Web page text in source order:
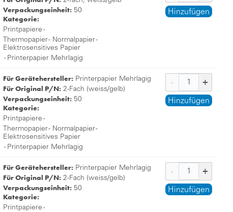
Verpackungseinheit: 50
Kategorie:
Printpapiere ,
Thermopapier - Normalpapier -
Elektrosensitives Papier
, Printerpapier Mehrlagig
Hinzufügen
Für Gerätehersteller: Printerpapier Mehrlagig
Für Original P/N: 2-Fach (weiss/gelb)
Verpackungseinheit: 50
Kategorie:
Printpapiere ,
Thermopapier - Normalpapier -
Elektrosensitives Papier
, Printerpapier Mehrlagig
Hinzufügen
Für Gerätehersteller: Printerpapier Mehrlagig
Für Original P/N: 2-Fach (weiss/gelb)
Verpackungseinheit: 50
Kategorie:
Printpapiere ,
Hinzufügen